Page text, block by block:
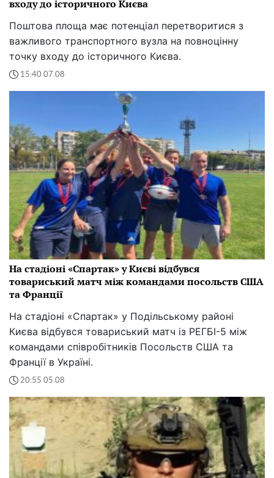
входу до історичного Києва
Поштова площа має потенціал перетворитися з
важливого транспортного вузла на повноцінну
точку входу до історичного Києва.
15:40 07.08
На стадіоні «Спартак» у Києві відбувся
товариський матч між командами посольств США
та Франції
На стадіоні «Спартак» у Подільському районі
Києва відбувся товариський матч із РЕГБІ-5 між
командами співробітників Посольств США та
Франції в Україні.
20:55 05.08